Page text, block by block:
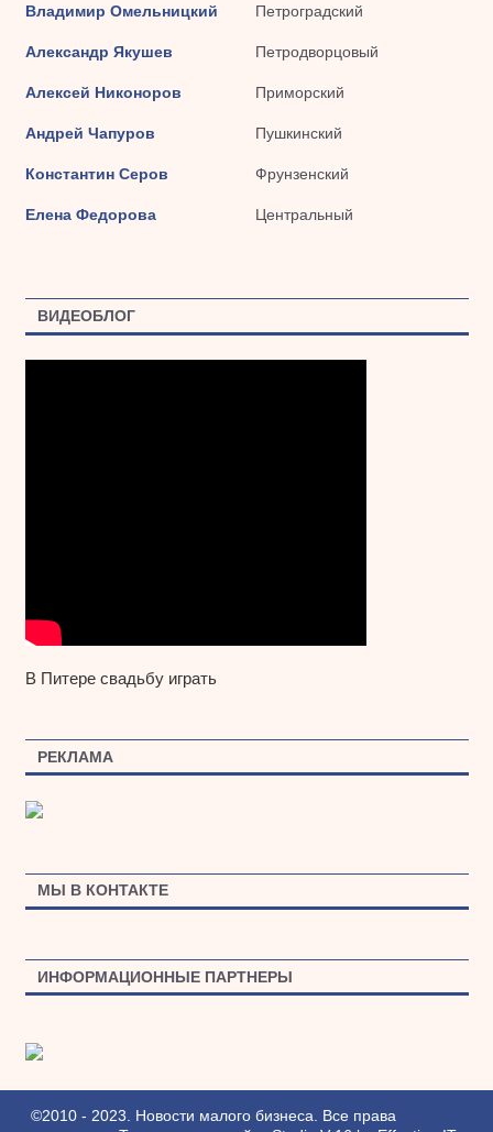
Владимир Омельницкий Петроградский
Александр Якушев Петродворцовый
Алексей Никоноров Приморский
Андрей Чапуров Пушкинский
Константин Серов Фрунзенский
Елена Федорова Центральный
ВИДЕОБЛОГ
В Питере свадьбу играть
РЕКЛАМА
МЫ В КОНТАКТЕ
ИНФОРМАЦИОННЫЕ ПАРТНЕРЫ
©2010 - 2023. Новости малого бизнеса. Все права